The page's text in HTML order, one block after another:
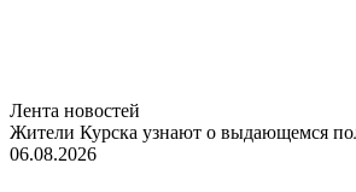
Лента новостей
Жители Курска узнают о выдающемся
06.08.2026